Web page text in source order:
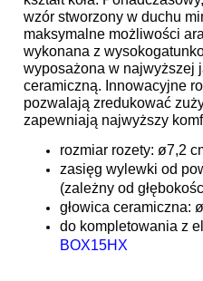
wzór stworzony w duchu
maksymalne możliwości
wykonana z
wyposażona w najwyższej
ceramiczną. Innowacyjne
pozwalają zredukować
zapewniają najwyższy
rozmiar rozety: ø7,2
zasięg wylewki od
(zależny od
głowica ceramiczna:
do kompletowania z
BOX15HX